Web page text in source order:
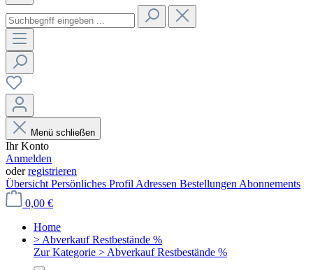
Menü schließen
Ihr Konto
Anmelden
oderregistrieren
Übersicht Persönliches Profil Adressen Bestellungen Abonnements
0,00 €
Home
> Abverkauf Restbestände %
Zur Kategorie > Abverkauf Restbestände %